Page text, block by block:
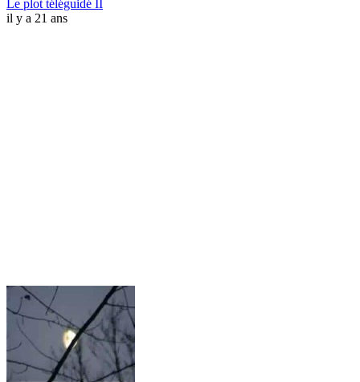
Le plot téléguidé II
il y a 21 ans